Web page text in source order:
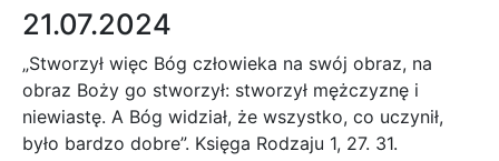
21.07.2024
„Stworzył więc Bóg człowieka na swój obraz, na
obraz Boży go stworzył: stworzył mężczyznę i
niewiastę. A Bóg widział, że wszystko, co uczynił,
było bardzo dobre”. Księga Rodzaju 1, 27. 31.